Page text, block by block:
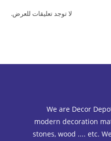
لا توجد تعليقات للعرض.
We are Decor
modern decoration
stones, wood .... etc.